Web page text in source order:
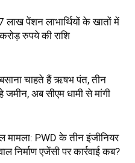
लाख पेंशन लाभार्थियों के खातों में
रुपये की राशि
चाहते हैं ऋषभ पंत, तीन
अब सीएम धामी से मांगी
मामला: PWD के तीन इंजीनियर
निर्माण एजेंसी पर कार्रवाई कब?